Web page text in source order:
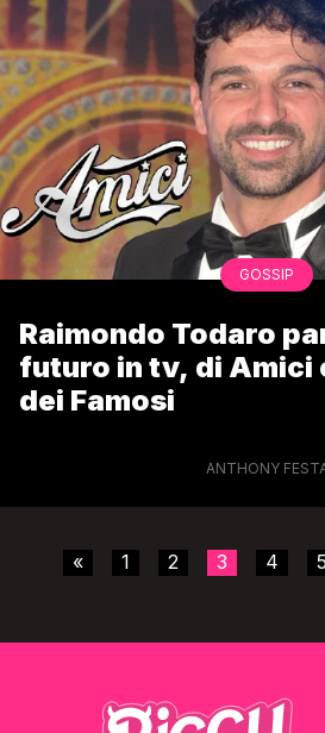
GOSSIP
Raimondo Todaro
futuro in tv, di Amici
dei Famosi
ANTHONY
« 1 2 3 4 5